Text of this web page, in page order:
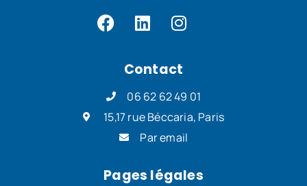
Contact
06 62 62 49 01
15,17 rue Béccaria, Paris
Par email
Pages légales